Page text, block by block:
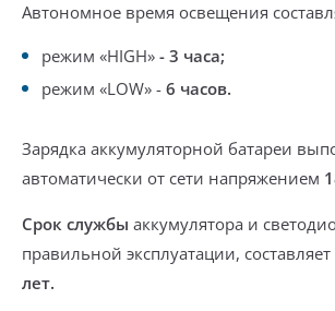
Автономное время освещения
режим «HIGH» - 3 часа;
режим «LOW» - 6 часов.
Зарядка аккумуляторной батареи
автоматически от сети напряжением
Срок службы аккумулятора и
правильной эксплуатации, составляет
лет.